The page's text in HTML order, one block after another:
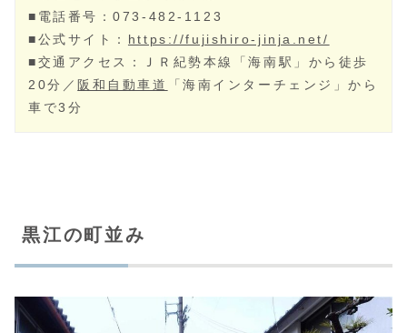
■電話番号：073-482-1123
■公式サイト： https://fujishiro-jinja.net/
■交通アクセス：ＪＲ紀勢本線「海南駅」から徒歩
20分／ 阪和自動車道
「海南インターチェンジ」から
車で3分
黒江の町並み